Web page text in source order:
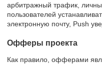
арбитражный трафик,
пользователей
электронную почту, Push
Офферы проекта
Как правило, офферами